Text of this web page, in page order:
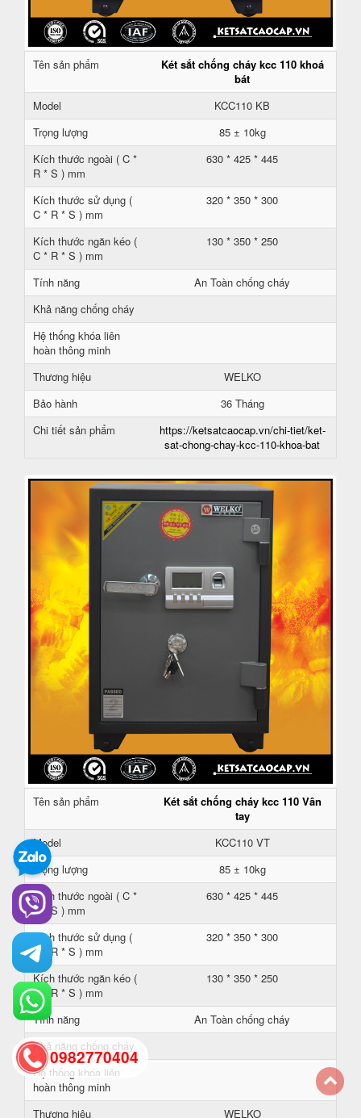
Tên sản phẩm
Két sắt chống cháy kcc 110 khoá
bát
Model
KCC110 KB
Trọng lượng
85 ± 10kg
Kích thước ngoài ( C *
R * S ) mm
630 * 425 * 445
Kích thước sử dụng (
C * R * S ) mm
320 * 350 * 300
Kích thước ngăn kéo (
C * R * S ) mm
130 * 350 * 250
Tính năng
An Toàn chống cháy
Khả năng chống cháy
Hệ thống khóa liên
hoàn thông minh
Thương hiệu
WELKO
Bảo hành
36 Tháng
Chi tiết sản phẩm
https://ketsatcaocap.vn/chi-tiet/ket-
sat-chong-chay-kcc-110-khoa-bat
Tên sản phẩm
Két sắt chống cháy kcc 110 Vân
tay
Model
KCC110 VT
Trọng lượng
85 ± 10kg
Kích thước ngoài ( C *
R * S ) mm
630 * 425 * 445
Kích thước sử dụng (
C * R * S ) mm
320 * 350 * 300
Kích thước ngăn kéo (
C * R * S ) mm
130 * 350 * 250
Tính năng
An Toàn chống cháy
Khả năng chống cháy
Hệ thống khóa liên
hoàn thông minh
Thương hiệu
WELKO
0982770404